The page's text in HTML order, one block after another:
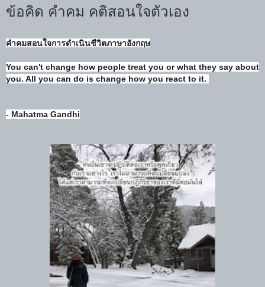
ข้อคิด คำคม คติสอนใจตัวเอง
คำคมสอนใจการดำเนินชีวิตภาษาอังกฤษ
You can't change how people treat you or what they say about
you. All you can do is change how you react to it.
- Mahatma Gandhi